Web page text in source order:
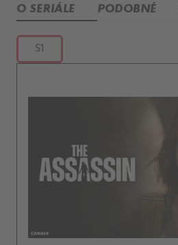
O SERIÁLE PODOBNÉ
S1